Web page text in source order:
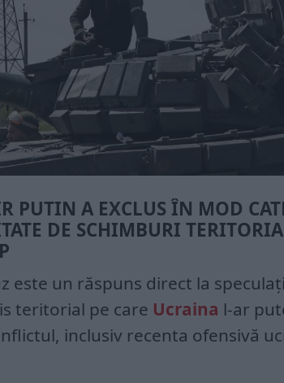
PUTIN A EXCLUS ÎN MOD
DE SCHIMBURI
este un răspuns direct la
teritorial pe care Ucraina l-ar
inclusiv recenta ofensivă